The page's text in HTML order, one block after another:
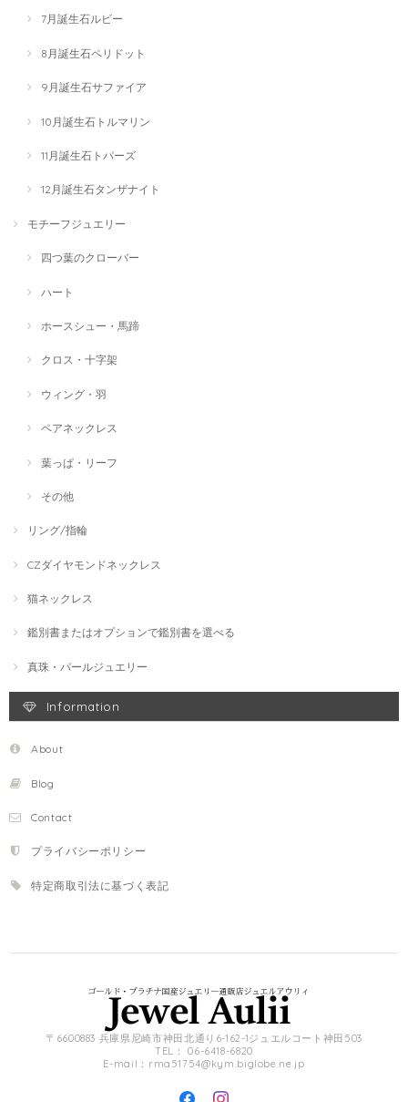
7月誕生石ルビー
8月誕生石ペリドット
9月誕生石サファイア
10月誕生石トルマリン
11月誕生石トパーズ
12月誕生石タンザナイト
モチーフジュエリー
四つ葉のクローバー
ハート
ホースシュー・馬蹄
クロス・十字架
ウィング・羽
ペアネックレス
葉っぱ・リーフ
その他
リング/指輪
CZダイヤモンドネックレス
猫ネックレス
鑑別書またはオプションで鑑別書を選べる
真珠・パールジュエリー
Information
About
Blog
Contact
プライバシーポリシー
特定商取引法に基づく表記
〒6600883 兵庫県尼崎市神田北通り6-162-1ジュエルコート神田503
TEL： 06-6418-6820
E-mail： rma51754@kym.biglobe.ne.jp